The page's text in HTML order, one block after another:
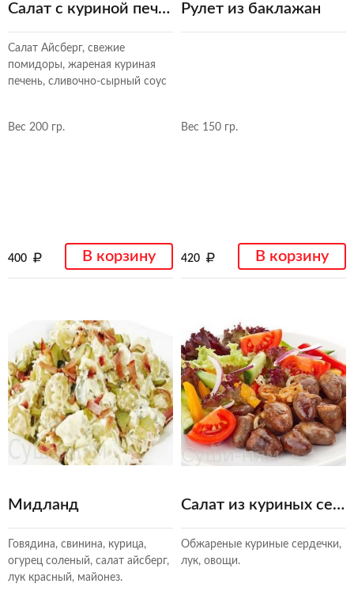
Салат с куриной печенью
Салат Айсберг, свежие
помидоры, жареная куриная
печень, сливочно-сырный соус
Вес 200 гр.
400 В корзину
Рулет из баклажан
Вес 150 гр.
420 В корзину
Мидланд
Говядина, свинина, курица,
огурец соленый, салат айсберг,
лук красный, майонез.
Салат из куриных сердец
Обжареные куриные сердечки,
лук, овощи.